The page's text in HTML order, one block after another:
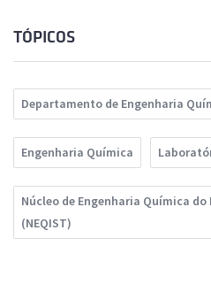
TÓPICOS
Departamento de Engenharia
Engenharia Química
Núcleo de Engenharia Química
(NEQIST)